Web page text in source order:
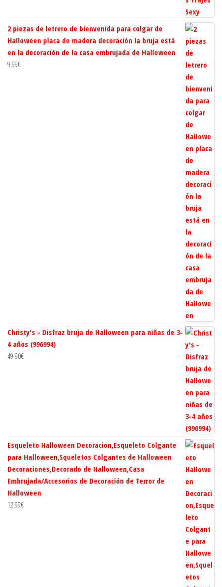
2 piezas de letrero de bienvenida para colgar de
Halloween placa de madera decoración la bruja está
en la decoración de la casa embrujada de Halloween
9.99€
Christy's - Disfraz bruja de Halloween para niñas de 3-
4 años (996994)
49.90€
Esqueleto Halloween Decoracion,Esqueleto Colgante
para Halloween,Squeletos Colgantes de Halloween
Decoraciones,Decorado de Halloween,Casa
Embrujada/Accesorios de Decoración de Terror de
Halloween
12.99€